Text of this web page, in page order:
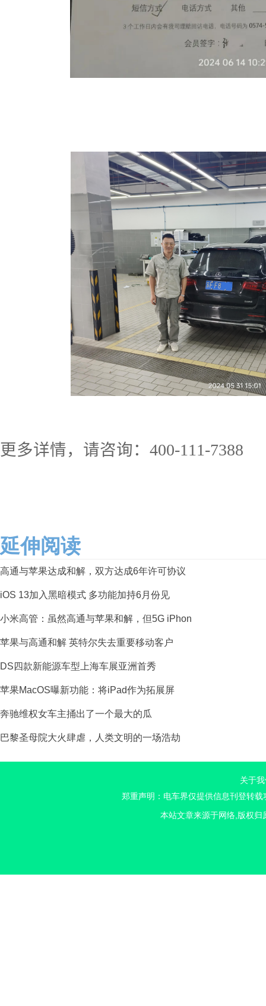
更多详情，请咨询： 400-111-7388
延伸阅读
高通与苹果达成和解，双方达成6年许可协议
iOS 13加入黑暗模式 多功能加持6月份见
小米高管：虽然高通与苹果和解，但5G iPhon
苹果与高通和解 英特尔失去重要移动客户
DS四款新能源车型上海车展亚洲首秀
苹果MacOS曝新功能：将iPad作为拓展屏
奔驰维权女车主捅出了一个最大的瓜
巴黎圣母院大火肆虐，人类文明的一场浩劫
关于
郑重声明：电车界仅提供信息刊登转
本站文章来源于网络,版权